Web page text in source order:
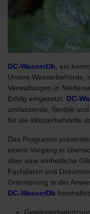
DC-WasserDb , ein
Untere Wasserbehörde,
Verwaltungen in
Erfolg eingesetzt. DC-
umfassende, flexible
für die Wasserbehörde
Das Programm
einem Vorgang in
über eine einheitliche
Fachdaten und
Orientierung in der
DC-WasserDb